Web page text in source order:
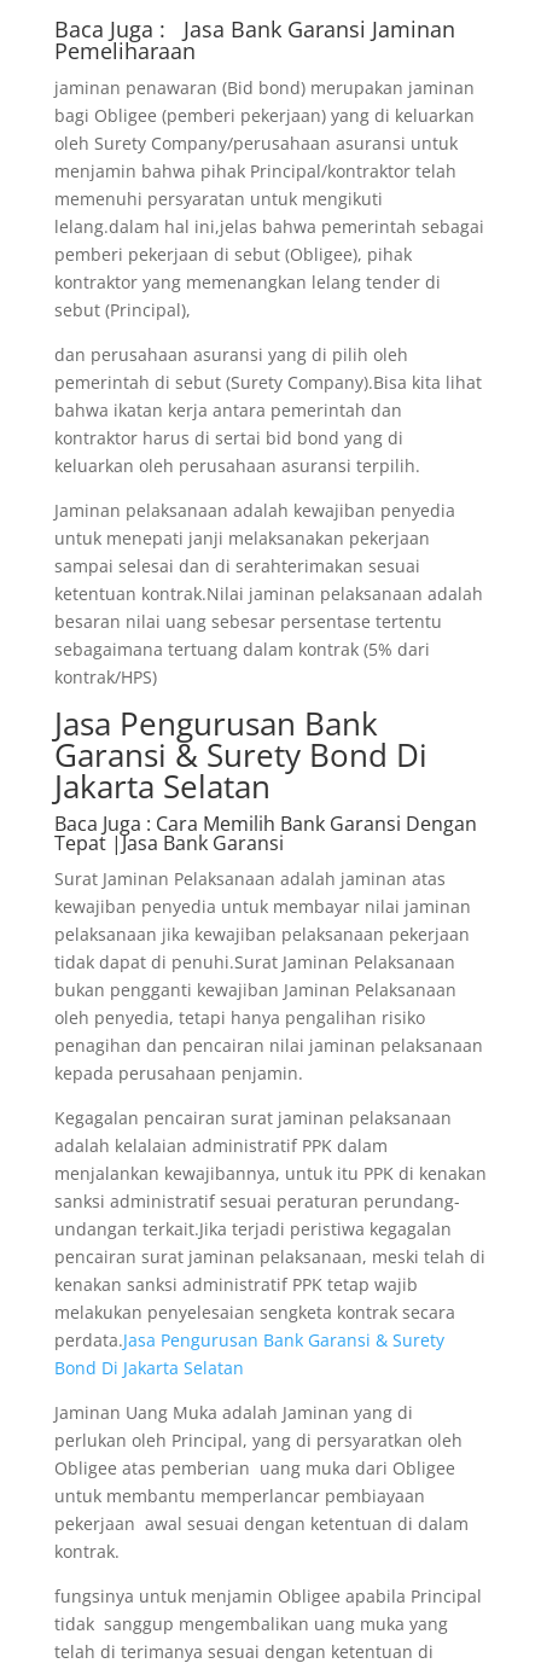
Baca Juga : Jasa Bank Garansi Jaminan
Pemeliharaan
jaminan penawaran (Bid bond) merupakan jaminan
bagi Obligee (pemberi pekerjaan) yang di keluarkan
oleh Surety Company/perusahaan asuransi untuk
menjamin bahwa pihak Principal/kontraktor telah
memenuhi persyaratan untuk mengikuti
lelang.dalam hal ini,jelas bahwa pemerintah sebagai
pemberi pekerjaan di sebut (Obligee), pihak
kontraktor yang memenangkan lelang tender di
sebut (Principal),
dan perusahaan asuransi yang di pilih oleh
pemerintah di sebut (Surety Company).Bisa kita lihat
bahwa ikatan kerja antara pemerintah dan
kontraktor harus di sertai bid bond yang di
keluarkan oleh perusahaan asuransi terpilih.
Jaminan pelaksanaan adalah kewajiban penyedia
untuk menepati janji melaksanakan pekerjaan
sampai selesai dan di serahterimakan sesuai
ketentuan kontrak.Nilai jaminan pelaksanaan adalah
besaran nilai uang sebesar persentase tertentu
sebagaimana tertuang dalam kontrak (5% dari
kontrak/HPS)
Jasa Pengurusan Bank
Garansi & Surety Bond Di
Jakarta Selatan
Baca Juga : Cara Memilih Bank Garansi Dengan
Tepat |Jasa Bank Garansi
Surat Jaminan Pelaksanaan adalah jaminan atas
kewajiban penyedia untuk membayar nilai jaminan
pelaksanaan jika kewajiban pelaksanaan pekerjaan
tidak dapat di penuhi.Surat Jaminan Pelaksanaan
bukan pengganti kewajiban Jaminan Pelaksanaan
oleh penyedia, tetapi hanya pengalihan risiko
penagihan dan pencairan nilai jaminan pelaksanaan
kepada perusahaan penjamin.
Kegagalan pencairan surat jaminan pelaksanaan
adalah kelalaian administratif PPK dalam
menjalankan kewajibannya, untuk itu PPK di kenakan
sanksi administratif sesuai peraturan perundang-
undangan terkait.Jika terjadi peristiwa kegagalan
pencairan surat jaminan pelaksanaan, meski telah di
kenakan sanksi administratif PPK tetap wajib
melakukan penyelesaian sengketa kontrak secara
perdata.Jasa Pengurusan Bank Garansi & Surety
Bond Di Jakarta Selatan
Jaminan Uang Muka adalah Jaminan yang di
perlukan oleh Principal, yang di persyaratkan oleh
Obligee atas pemberian uang muka dari Obligee
untuk membantu memperlancar pembiayaan
pekerjaan awal sesuai dengan ketentuan di dalam
kontrak.
fungsinya untuk menjamin Obligee apabila Principal
tidak sanggup mengembalikan uang muka yang
telah di terimanya sesuai dengan ketentuan di